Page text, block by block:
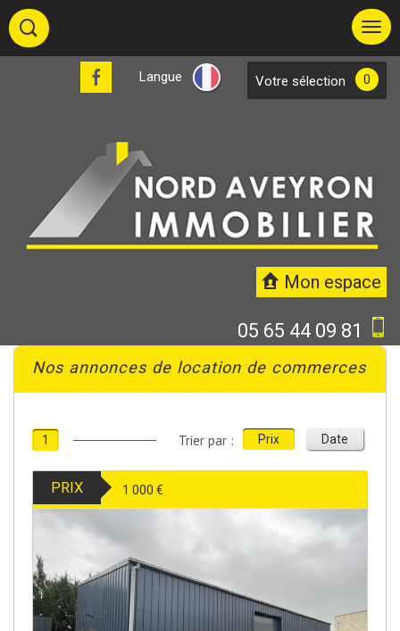
Langue votre sélection 0
Mon espace
05 65 44 09 81
Nos annonces de location de commerces
1 Trier par : Prix Date
PRIX 1 000 €